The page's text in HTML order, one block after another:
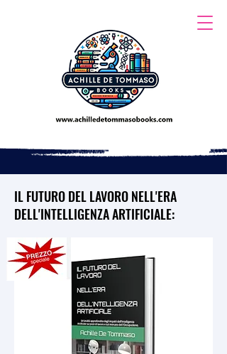
IL FUTURO DEL LAVORO NELL'ERA
DELL'INTELLIGENZA ARTIFICIALE: